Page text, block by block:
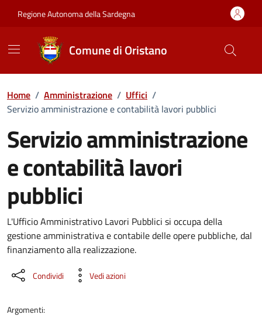
Regione Autonoma della Sardegna
Comune di Oristano
Home / Amministrazione / Uffici /
Servizio amministrazione e contabilità lavori pubblici
Servizio amministrazione
e contabilità lavori
pubblici
Dettaglio dell'unità
L'Ufficio Amministrativo Lavori Pubblici si occupa della
gestione amministrativa e contabile delle opere pubbliche, dal
finanziamento alla realizzazione.
Condividi Vedi azioni
Argomenti: